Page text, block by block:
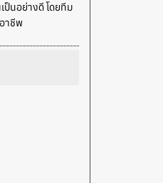
ป็นอย่างดี โดยทีม
าชีพ